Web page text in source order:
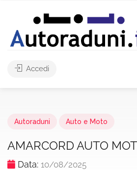
Accedi
Autoraduni Auto e Moto
AMARCORD AUTO
Data: 10/08/2025